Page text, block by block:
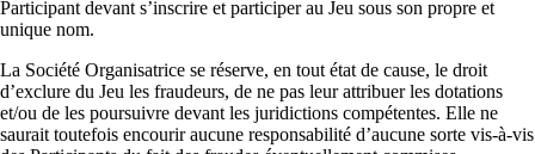
Participant devant s’inscrire et participer au Jeu sous son propre et
unique nom.
La Société Organisatrice se réserve, en tout état de cause, le droit
d’exclure du Jeu les fraudeurs, de ne pas leur attribuer les dotations
et/ou de les poursuivre devant les juridictions compétentes. Elle ne
saurait toutefois encourir aucune responsabilité d’aucune sorte vis-à-vis